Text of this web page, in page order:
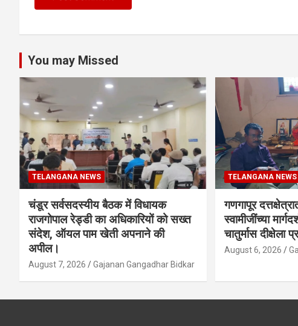
You may Missed
TELANGANA NEWS
चंडूर सर्वसदस्यीय बैठक में विधायक
राजगोपाल रेड्डी का अधिकारियों को सख्त
संदेश, ऑयल पाम खेती अपनाने की
अपील।
August 7, 2026 Gajanan Gangadhar Bidkar
TELANGANA NEWS
गणगापूर
स्वामीजींच्या
चातुर्मास दीक्षेला
August 6, 2026